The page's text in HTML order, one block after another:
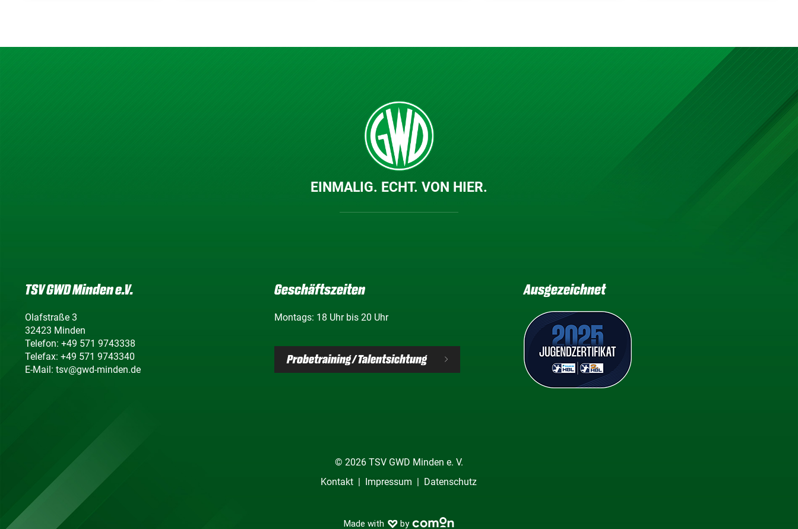
EINMALIG. ECHT. VON HIER.
TSV GWD Minden e.V.
Olafstraße 3
32423 Minden
Telefon: +49 571 9743338
Telefax: +49 571 9743340
E-Mail: tsv@gwd-minden.de
Geschäftszeiten
Montags: 18 Uhr bis 20 Uhr
Probetraining / Talentsichtung
Ausgezeichnet
© 2026 TSV GWD Minden e. V.
Kontakt
Impressum Datenschutz